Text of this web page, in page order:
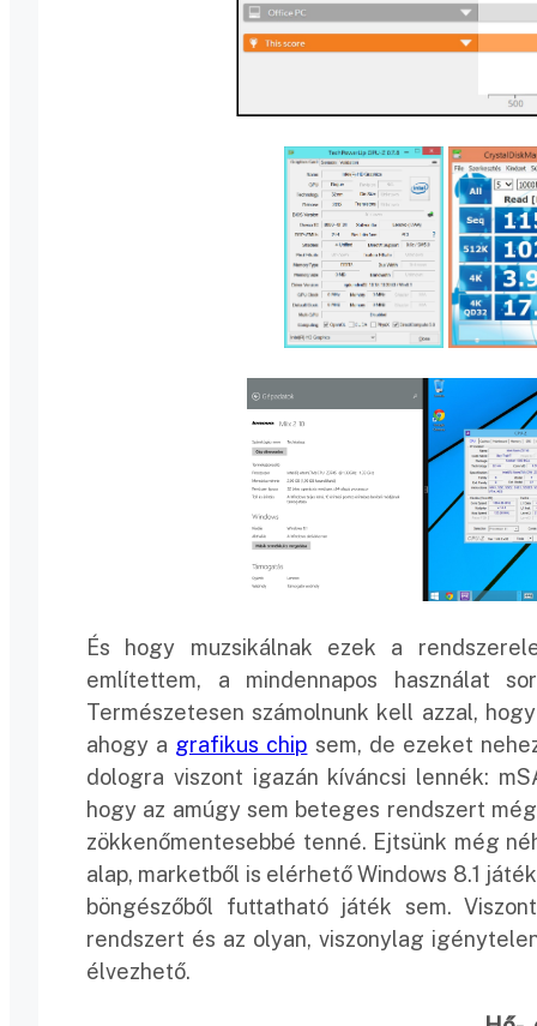
És hogy muzsikálnak ezek a
említettem, a mindennapos használat
Természetesen számolnunk kell azzal,
ahogy a grafikus chip sem, de ezeket
dologra viszont igazán kíváncsi lennék:
hogy az amúgy sem beteges rendszert
zökkenőmentesebbé tenné. Ejtsünk még
alap, marketből is elérhető Windows 8.1
böngészőből futtatható játék sem.
rendszert és az olyan, viszonylag
élvezhető.